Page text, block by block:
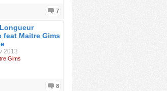
7
feat Maitre Gims
2013
Gims
8